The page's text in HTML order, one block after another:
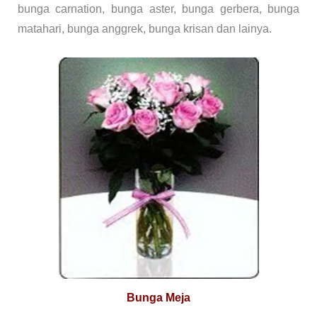
bunga carnation, bunga aster, bunga gerbera, bunga
matahari, bunga anggrek, bunga krisan dan lainya.
Bunga Meja